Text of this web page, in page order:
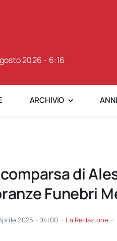
2026 - 6:16
ARCHIVIO
di
Funebri
2025 - 04:00 - La Redazione -